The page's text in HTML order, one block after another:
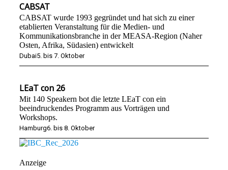
CABSAT
CABSAT wurde 1993 gegründet und hat sich zu einer
etablierten Veranstaltung für die Medien- und
Kommunikationsbranche in der MEASA-Region (Naher
Osten, Afrika, Südasien) entwickelt
Dubai5. bis 7. Oktober
LEaT con 26
Mit 140 Speakern bot die letzte LEaT con ein
beeindruckendes Programm aus Vorträgen und
Workshops.
Hamburg6. bis 8. Oktober
Anzeige